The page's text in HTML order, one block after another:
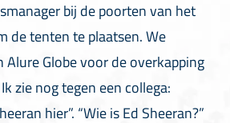
bij de poorten van het
de tenten te plaatsen. We
Alure Globe voor de overkapping
zie nog tegen een collega:
hier”. “Wie is Ed Sheeran?”